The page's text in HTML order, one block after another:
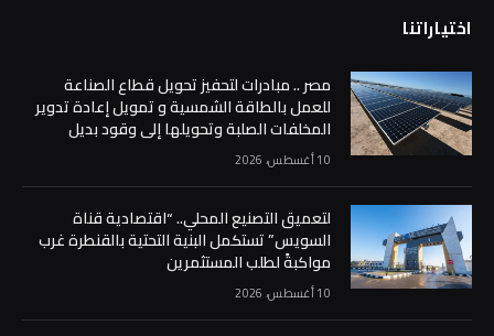
اختياراتنا
مصر .. مبادرات لتحفيز تحويل قطاع الصناعة
للعمل بالطاقة الشمسية و تمويل إعادة تدوير
المخلفات الصلبة وتحويلها إلى وقود بديل
10 أغسطس، 2026
لتعميق التصنيع المحلي.. “اقتصادية قناة
السويس” تستكمل البنية التحتية بالقنطرة غرب
مواكبةً لطلب المستثمرين
10 أغسطس، 2026